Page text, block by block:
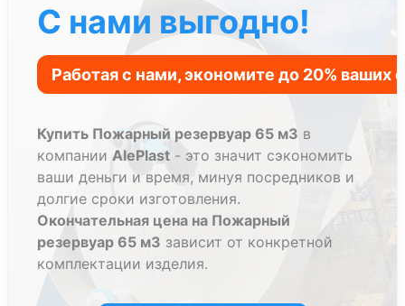
С нами выгодно!
Купить Пожарный резервуар 65 м3 в
компании AlePlast - это значит сэкономить
ваши деньги и время, минуя посредников и
долгие сроки изготовления.
Окончательная цена на Пожарный
резервуар 65 м3 зависит от конкретной
комплектации изделия.